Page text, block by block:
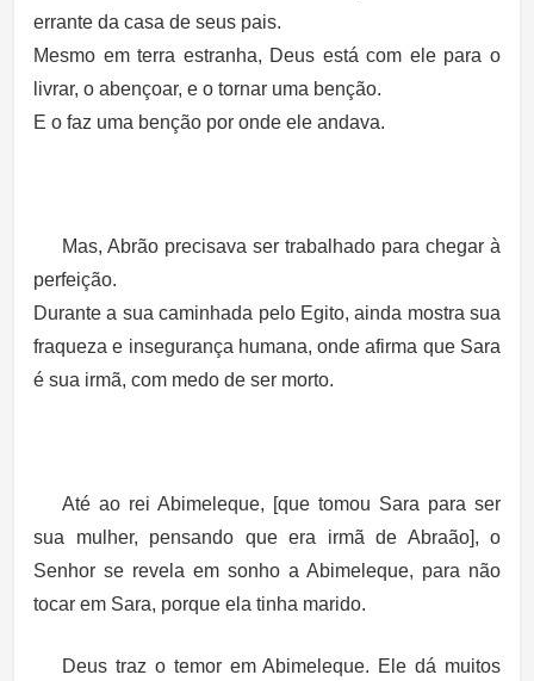
errante da casa de seus pais.
Mesmo em terra estranha, Deus está com ele para o
livrar, o abençoar, e o tornar uma benção.
E o faz uma benção por onde ele andava.
Mas, Abrão precisava ser trabalhado para chegar à
perfeição.
Durante a sua caminhada pelo Egito, ainda mostra sua
fraqueza e insegurança humana, onde afirma que Sara
é sua irmã, com medo de ser morto.
Até ao rei Abimeleque, [que tomou Sara para ser
sua mulher, pensando que era irmã de Abraão], o
Senhor se revela em sonho a Abimeleque, para não
tocar em Sara, porque ela tinha marido.
Deus traz o temor em Abimeleque. Ele dá muitos